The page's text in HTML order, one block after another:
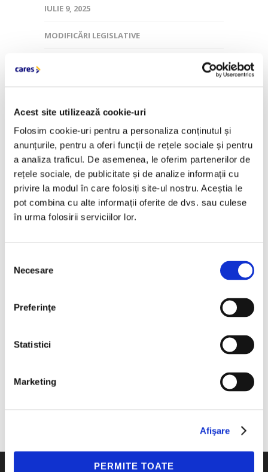
Acest site utilizează cookie-uri
Folosim cookie-uri pentru a personaliza conținutul și
anunțurile, pentru a oferi funcții de rețele sociale și pentru
a analiza traficul. De asemenea, le oferim partenerilor de
rețele sociale, de publicitate și de analize informații cu
privire la modul în care folosiți site-ul nostru. Aceștia le
pot combina cu alte informații oferite de dvs. sau culese
în urma folosirii serviciilor lor.
consimțământului
Necesare
Preferinţe
Statistici
Marketing
Afişare
PERMITE TOATE
IULIE 9, 2025
MODIFICĂRI LEGISLATIVE
CAUTĂ…
Business School ASE: oameni, tehnologie AI și
Aprilie 2026 – momentul decisiv pentru HR și
iunie
evenimentul „Soluții Smart pentru